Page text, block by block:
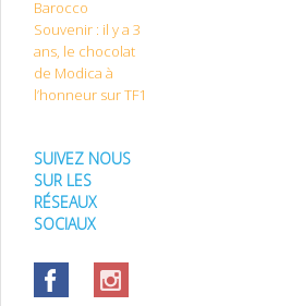
Barocco
Souvenir : il y a 3
ans, le chocolat
de Modica à
l’honneur sur TF1
SUIVEZ NOUS
SUR LES
RÉSEAUX
SOCIAUX